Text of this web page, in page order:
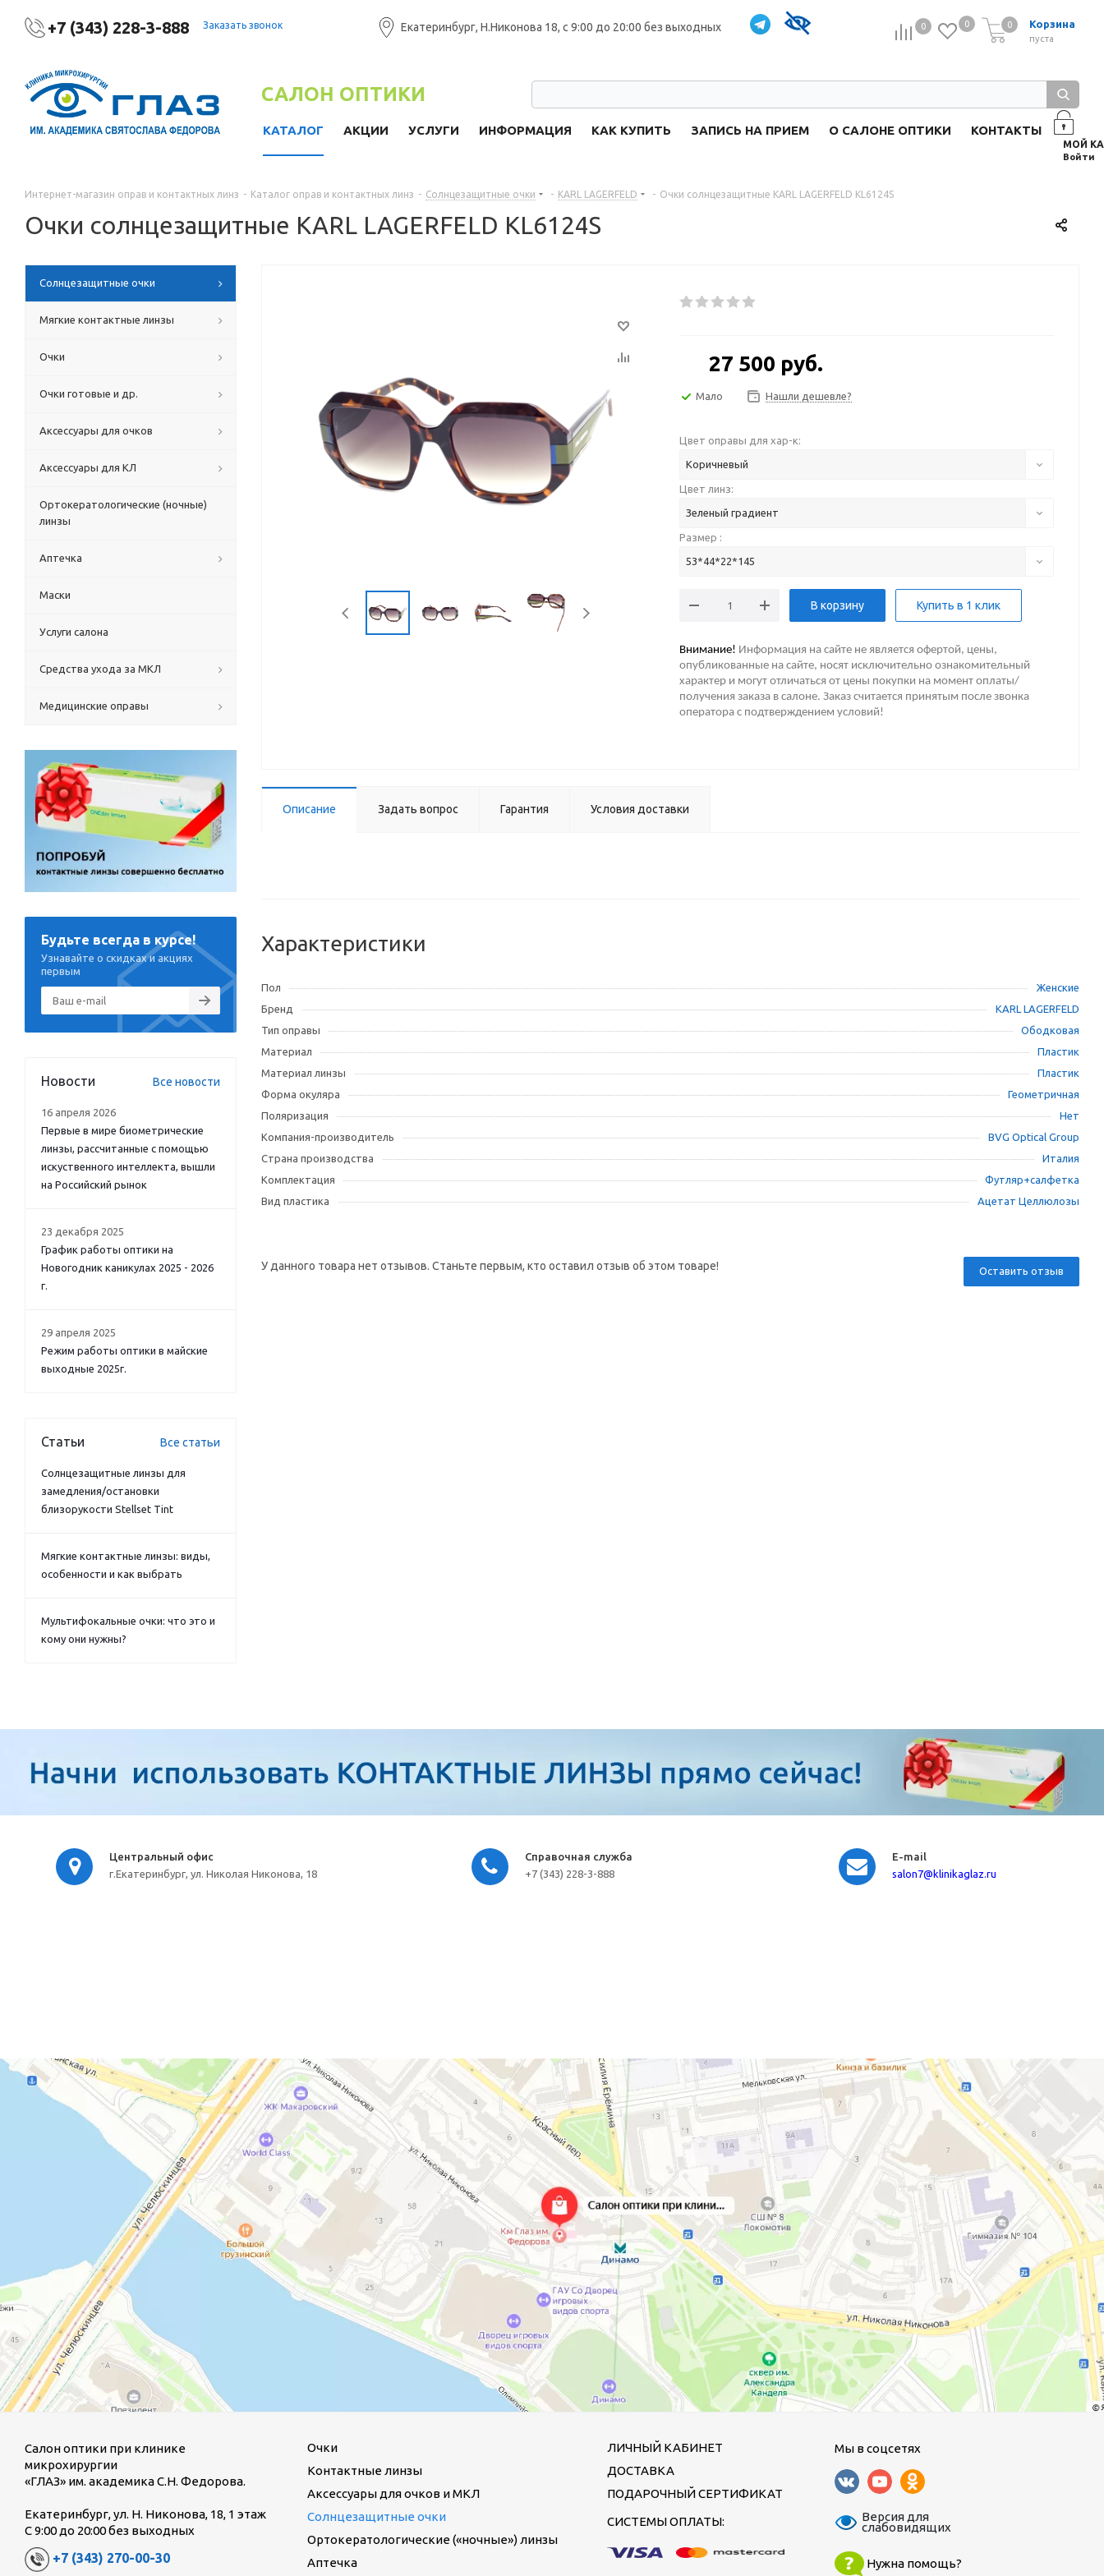
+7 (343) 228-3-888 Заказать звонок Екатеринбург, Н.Никонова 18, с 9:00 до 20:00 без выходных 0 0 Корзина
0
пуста
0
САЛОН ОПТИКИ
КАТАЛОГ АКЦИИ УСЛУГИ ИНФОРМАЦИЯ КАК КУПИТЬ ЗАПИСЬ НА ПРИЕМ О САЛОНЕ ОПТИКИ КОНТАКТЫ
Войти
Интернет-магазин оправ и контактных линз - Каталог оправ и контактных линз - Солнцезащитные очки - KARL LAGERFELD - Очки солнцезащитные KARL LAGERFELD KL6124S
Очки солнцезащитные KARL LAGERFELD KL6124S
27 500 руб.
Мало Нашли дешевле?
Цвет оправы для хар-к:
Коричневый
Цвет линз:
Зеленый градиент
Размер :
53*44*22*145
В корзину Купить в 1 клик
Внимание! Информация на сайте не является офертой, цены,
опубликованные на сайте, носят исключительно ознакомительный
характер и могут отличаться от цены покупки на момент оплаты/
получения заказа в салоне. Заказ считается принятым после звонка
оператора с подтверждением условий!
Описание Задать вопрос Гарантия Условия доставки
Характеристики
Пол
Женские
Бренд
KARL LAGERFELD
Тип оправы
Ободковая
Материал
Пластик
Материал линзы
Пластик
Форма окуляра
Геометричная
Поляризация
Нет
Компания-производитель
BVG Optical Group
Страна производства
Италия
Комплектация
Футляр+салфетка
Вид пластика
Ацетат Целлюлозы
Оставить отзыв
У данного товара нет отзывов. Станьте первым, кто оставил отзыв об этом товаре!
Солнцезащитные очки
Мягкие контактные линзы
Очки
Очки готовые и др.
Аксессуары для очков
Аксессуары для КЛ
Ортокератологические (ночные)
линзы
Аптечка
Маски
Услуги салона
Средства ухода за МКЛ
Медицинские оправы
Будьте всегда в курсе!
Узнавайте о скидках и акциях
первым
Новости Все новости
16 апреля 2026
Первые в мире биометрические
линзы, рассчитанные с помощью
искуственного интеллекта, вышли
на Российский рынок
23 декабря 2025
График работы оптики на
Новогодник каникулах 2025 - 2026
г.
29 апреля 2025
Режим работы оптики в майские
выходные 2025г.
Статьи Все статьи
Солнцезащитные линзы для
замедления/остановки
близорукости Stellset Tint
Мягкие контактные линзы: виды,
особенности и как выбрать
Мультифокальные очки: что это и
кому они нужны?
Центральный офис
г.Екатеринбург, ул. Николая Никонова, 18
Справочная служба
+7 (343) 228-3-888
E-mail
salon7@klinikaglaz.ru
Салон оптики при клинике
микрохирургии
«ГЛАЗ» им. академика С.Н. Федорова.
Екатеринбург, ул. Н. Никонова, 18, 1 этаж
С 9:00 до 20:00 без выходных
+7 (343) 270-00-30
Очки
Контактные линзы
Аксессуары для очков и МКЛ
Солнцезащитные очки
Ортокератологические («ночные») линзы
Аптечка
ЛИЧНЫЙ КАБИНЕТ
ДОСТАВКА
ПОДАРОЧНЫЙ СЕРТИФИКАТ
СИСТЕМЫ ОПЛАТЫ:
Мы в соцсетях
Версия для
слабовидящих
Нужна помощь?